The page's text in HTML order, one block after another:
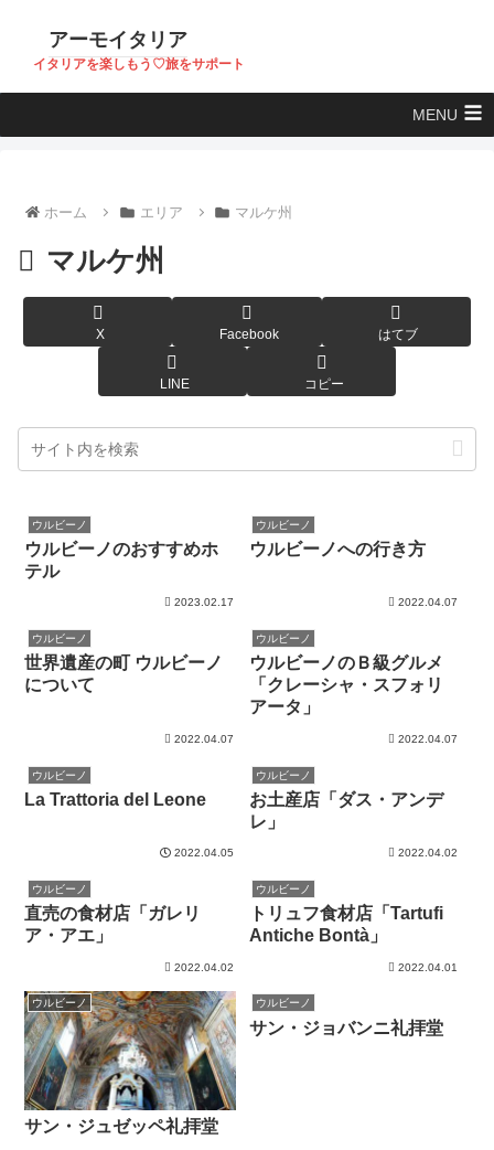
アーモイタリア
イタリアを楽しもう♡旅をサポート
MENU
ホーム エリア マルケ州
マルケ州
X Facebook はてブ
LINE コピー
ウルビーノ
ウルビーノのおすすめホ
テル
2023.02.17
ウルビーノ
ウルビーノへの行き方
2022.04.07
ウルビーノ
世界遺産の町 ウルビーノ
について
2022.04.07
ウルビーノ
ウルビーノのＢ級グルメ
「クレーシャ・スフォリ
アータ」
2022.04.07
ウルビーノ
La Trattoria del Leone
2022.04.05
ウルビーノ
お土産店「ダス・アンデ
レ」
2022.04.02
ウルビーノ
直売の食材店「ガレリ
ア・アエ」
2022.04.02
ウルビーノ
トリュフ食材店「Tartufi
Antiche Bontà」
2022.04.01
ウルビーノ
サン・ジュゼッペ礼拝堂
ウルビーノ
サン・ジョバンニ礼拝堂